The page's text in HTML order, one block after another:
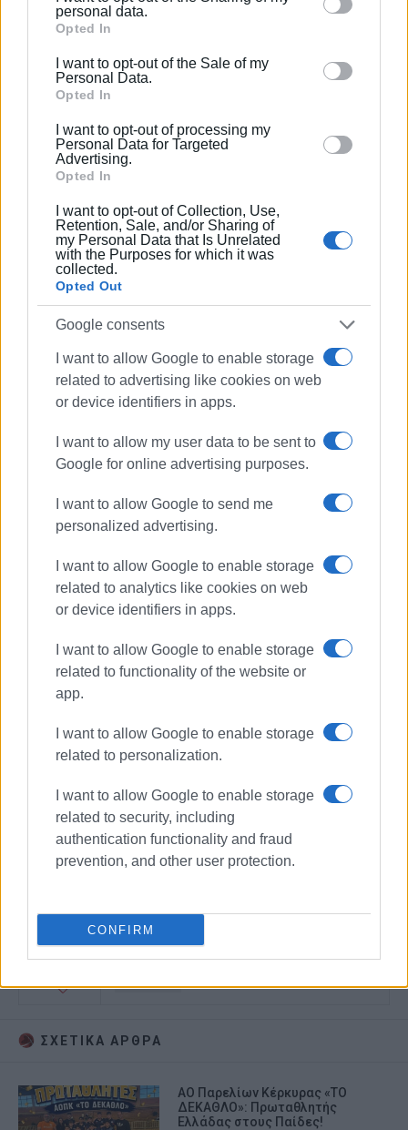
Please note that this website/app uses one or more
Google services and may gather and store information
behaviour. You may click to grant or deny consent to
Google and its third-party tags to use your data for
section.
personal data.
Opted In
I want to opt-out of the Sale of my
Personal Data.
Opted In
I want to opt-out of processing my
Personal Data for Targeted
Advertising.
Opted In
I want to opt-out of Collection, Use,
Retention, Sale, and/or Sharing of
my Personal Data that Is Unrelated
with the Purposes for which it was
collected.
Opted Out
Google consents
I want to allow Google to enable storage
related to advertising like cookies on web
or device identifiers in apps.
I want to allow my user data to be sent to
Google for online advertising purposes.
I want to allow Google to send me
personalized advertising.
I want to allow Google to enable storage
related to analytics like cookies on web
or device identifiers in apps.
I want to allow Google to enable storage
related to functionality of the website or
app.
I want to allow Google to enable storage
related to personalization.
I want to allow Google to enable storage
related to security, including
authentication functionality and fraud
prevention, and other user protection.
CONFIRM
Πτυχιούχος Οικονομικών του Πανεπιστημίου
«Αθλητική Πορεία της Κέρκυρας», ενώ από τις
αρχές του ΄92 και για 25 χρόνια στο «Κερκυραϊκό
«Κερκυραϊκά Σπορ» και από το 2000 και για 15
χρόνια στο «ΦΩΣ των ΣΠΟΡ». Από το 2015
εργάζεται στην «ΕΝΗΜΕΡΩΣΗ», ενώ
Channel (στα πρώτα χρόνια λειτουργίας του) και
Start TV, συνολικά 15 χρόνια.
Ακολουθήστε το enimerosi στοFacebook
Συνδρομητές στο e-paper
ΣΧΕΤΙΚA AΡΘΡΑ
ΑΟ Παρελίων Κέρκυρας «ΤΟ
ΔΕΚΑΘΛΟ»: Πρωταθλητής
Ελλάδας στους Παίδες!